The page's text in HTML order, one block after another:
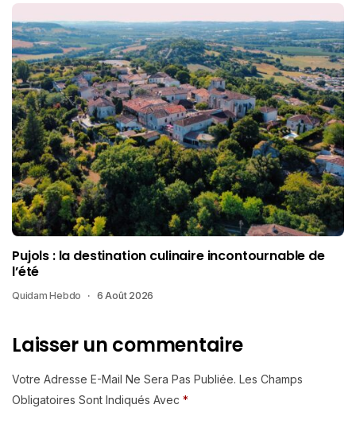
Pujols : la destination culinaire incontournable de
l’été
Quidam Hebdo 6 Août 2026
Laisser un commentaire
Votre Adresse E-Mail Ne Sera Pas Publiée. Les Champs
Obligatoires Sont Indiqués Avec *